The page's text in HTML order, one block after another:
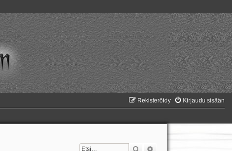
Kirjaudu sisään
Rekisteröidy
Etsi